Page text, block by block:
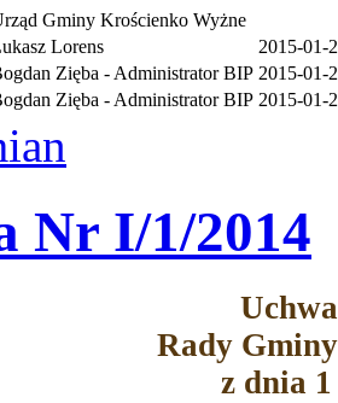
Gminy Krościenko Wyżne
Lorens
2015-01-
Zięba - Administrator BIP 2015-01-
Zięba - Administrator BIP 2015-01-
Nr I/1/2014
Rady
z dnia